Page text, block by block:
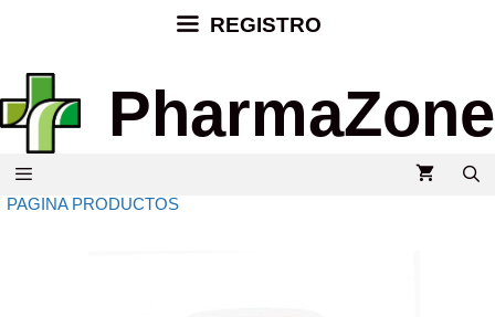
REGISTRO
PharmaZone
PAGINA PRODUCTOS